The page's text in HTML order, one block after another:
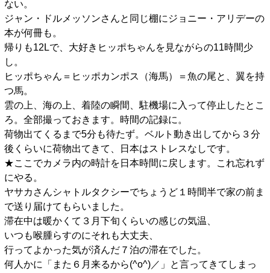
ない。
ジャン・ドルメッソンさんと同じ棚にジョニー・アリデーの
本が何冊も。
帰りも12Lで、大好きヒッポちゃんを見ながらの11時間少
し。
ヒッポちゃん＝ヒッポカンポス（海馬）＝魚の尾と、翼を持
つ馬。
雲の上、海の上、着陸の瞬間、駐機場に入って停止したとこ
ろ。全部撮っておきます。時間の記録に。
荷物出てくるまで5分も待たず。ベルト動き出してから３分
後くらいに荷物出てきて、日本はストレスなしです。
★ここでカメラ内の時計を日本時間に戻します。これ忘れず
にやる。
ヤサカさんシャトルタクシーでちょうど１時間半で家の前ま
で送り届けてもらいました。
滞在中は暖かくて３月下旬くらいの感じの気温、
いつも喉腫らすのにそれも大丈夫、
行ってよかった気が済んだ７泊の滞在でした。
何人かに「また６月来るから(^o^)／」と言ってきてしまっ